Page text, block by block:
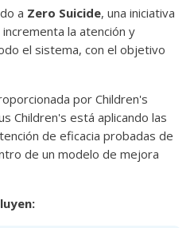
a Zero Suicide, una iniciativa
la atención y
el sistema, con el objetivo
por Children's
Children's está aplicando las
de eficacia probadas de
de un modelo de mejora